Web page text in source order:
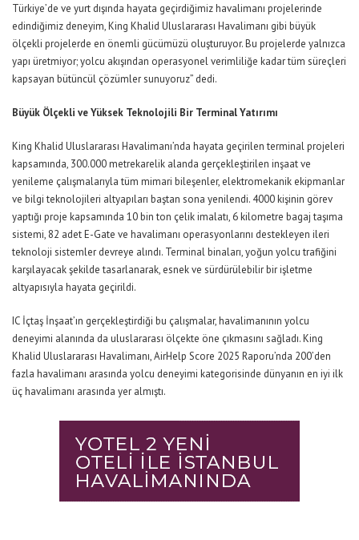
Türkiye’de ve yurt dışında hayata geçirdiğimiz havalimanı projelerinde
edindiğimiz deneyim, King Khalid Uluslararası Havalimanı gibi büyük
ölçekli projelerde en önemli gücümüzü oluşturuyor. Bu projelerde yalnızca
yapı üretmiyor; yolcu akışından operasyonel verimliliğe kadar tüm süreçleri
kapsayan bütüncül çözümler sunuyoruz” dedi.
Büyük Ölçekli ve Yüksek Teknolojili Bir Terminal Yatırımı
King Khalid Uluslararası Havalimanı’nda hayata geçirilen terminal projeleri
kapsamında, 300.000 metrekarelik alanda gerçekleştirilen inşaat ve
yenileme çalışmalarıyla tüm mimari bileşenler, elektromekanik ekipmanlar
ve bilgi teknolojileri altyapıları baştan sona yenilendi. 4000 kişinin görev
yaptığı proje kapsamında 10 bin ton çelik imalatı, 6 kilometre bagaj taşıma
sistemi, 82 adet E-Gate ve havalimanı operasyonlarını destekleyen ileri
teknoloji sistemler devreye alındı. Terminal binaları, yoğun yolcu trafiğini
karşılayacak şekilde tasarlanarak, esnek ve sürdürülebilir bir işletme
altyapısıyla hayata geçirildi.
IC İçtaş İnşaat’ın gerçekleştirdiği bu çalışmalar, havalimanının yolcu
deneyimi alanında da uluslararası ölçekte öne çıkmasını sağladı. King
Khalid Uluslararası Havalimanı, AirHelp Score 2025 Raporu’nda 200’den
fazla havalimanı arasında yolcu deneyimi kategorisinde dünyanın en iyi ilk
üç havalimanı arasında yer almıştı.